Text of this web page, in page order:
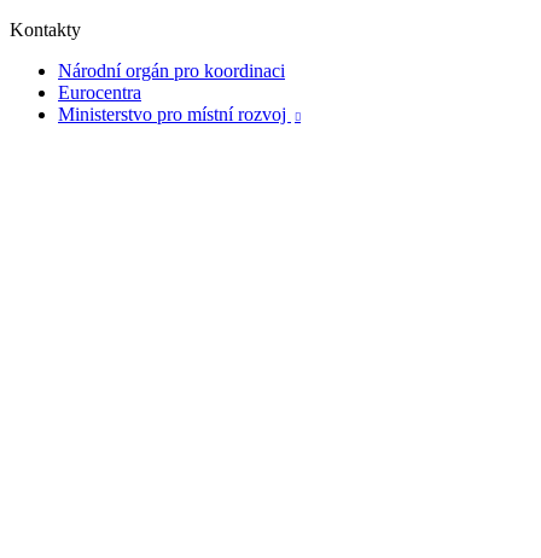
Kontakty
Národní orgán pro koordinaci
Eurocentra
Ministerstvo pro místní rozvoj
